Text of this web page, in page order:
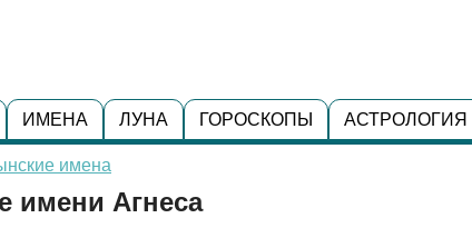
ИМЕНА ЛУНА ГОРОСКОПЫ АСТРОЛОГИЯ
имена
имени Агнеса